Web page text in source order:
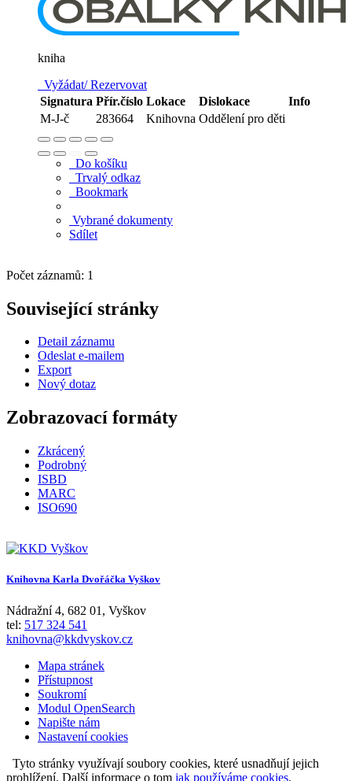
kniha
Vyžádat/ Rezervovat
Signatura Přír.číslo Lokace Dislokace
Info
M-J-č
283664 Knihovna Oddělení pro děti
Do košíku
Trvalý odkaz
Bookmark
Vybrané dokumenty
Sdílet
Počet záznamů: 1
Související stránky
Detail záznamu
Odeslat e-mailem
Export
Nový dotaz
Zobrazovací formáty
Zkrácený
Podrobný
ISBD
MARC
ISO690
Knihovna Karla Dvořáčka Vyškov
Nádražní 4, 682 01 , Vyškov
tel: 517 324 541
knihovna@kkdvyskov.cz
Mapa stránek
Přístupnost
Soukromí
Modul OpenSearch
Napište nám
Nastavení cookies
Tyto stránky využívají soubory cookies, které usnadňují jejich
prohlížení. Další informace o tom jak používáme cookies.